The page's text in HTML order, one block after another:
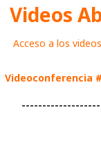
Videos
Acceso a los
Videoconferencia